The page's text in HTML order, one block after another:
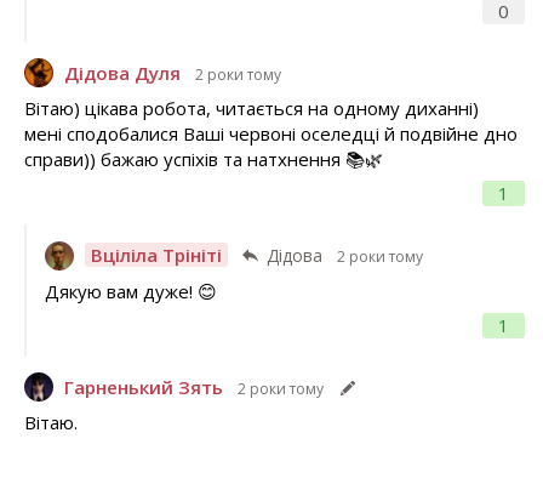
0
Дідова Дуля 2 роки тому
1
Вітаю) цікава робота, читається на одному диханні)
мені сподобалися Ваші червоні оселедці й подвійне дно
справи)) бажаю успіхів та натхнення 📚🌿
Вціліла Трініті Дідова 2 роки тому
1
Дякую вам дуже! 😊
Гарненький Зять 2 роки тому
Вітаю.